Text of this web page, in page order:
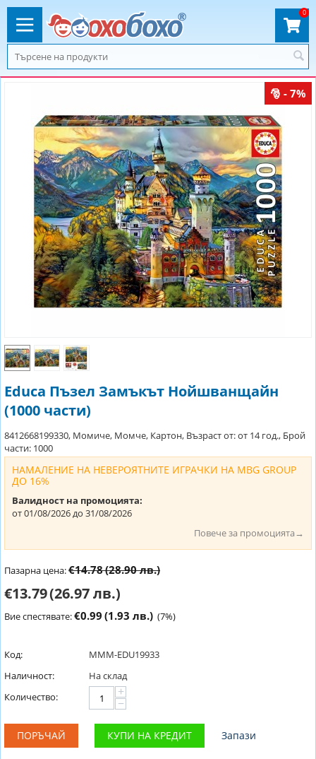
0
- 7%
Educa Пъзел Замъкът Нойшванщайн
(1000 части)
8412668199330, Момиче, Момче, Картон, Възраст от: от 14 год., Брой
части: 1000
НАМАЛЕНИЕ НА НЕВЕРОЯТНИТЕ ИГРАЧКИ НА MBG GROUP
ДО 16%
Валидност на промоцията:
от 01/08/2026 до 31/08/2026
Повече за промоцията→
Пазарна цена:€14.78(28.90 лв.)
€13.79(26.97 лв.)
Вие спестявате:€0.99 (1.93 лв.) (7%)
Код:
MMM-EDU19933
Наличност:
На склад
Количество:
+
−
ПОРЪЧАЙ КУПИ НА КРЕДИТ Запази